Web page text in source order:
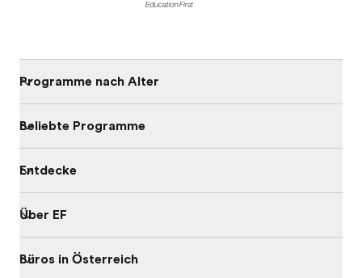
Programme nach Alter
Beliebte Programme
Entdecke
Über EF
Büros in Österreich